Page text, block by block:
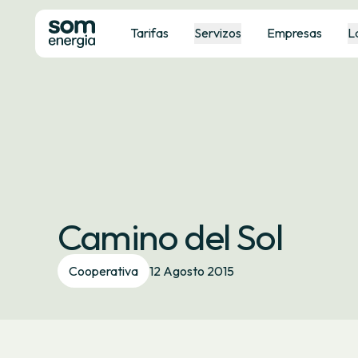
Tarifas Servizos Empresas
Camino del Sol
Cooperativa 12 Agosto 2015